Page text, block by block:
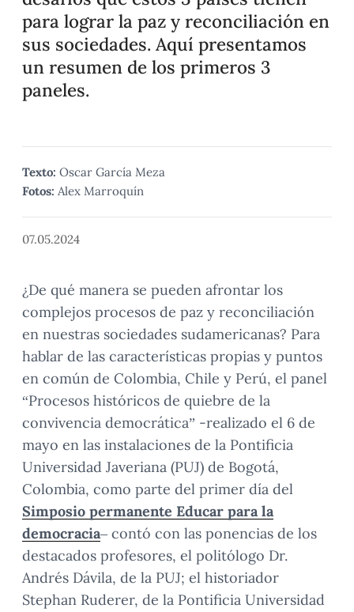
para lograr la paz y reconciliación en
sus sociedades. Aquí presentamos
un resumen de los primeros 3
paneles.
Texto: Oscar García Meza
Fotos: Alex Marroquín
07.05.2024
¿De qué manera se pueden afrontar los
complejos procesos de paz y reconciliación
en nuestras sociedades sudamericanas? Para
hablar de las características propias y puntos
en común de Colombia, Chile y Perú, el panel
“Procesos históricos de quiebre de la
convivencia democrática” -realizado el 6 de
mayo en las instalaciones de la Pontificia
Universidad Javeriana (PUJ) de Bogotá,
Colombia, como parte del primer día del
Simposio permanente Educar para la
democracia– contó con las ponencias de los
destacados profesores, el politólogo Dr.
Andrés Dávila, de la PUJ; el historiador
Stephan Ruderer, de la Pontificia Universidad